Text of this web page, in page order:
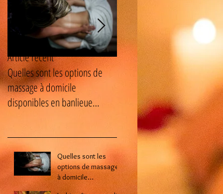
Article récent
Quelles sont les options de
massage à domicile
disponibles en banlieue
Le bien-être masculin : les
avantages cachés des soins
naturistes pour homme ?
Quelles sont les
options de massage
à domicile
disponibles en